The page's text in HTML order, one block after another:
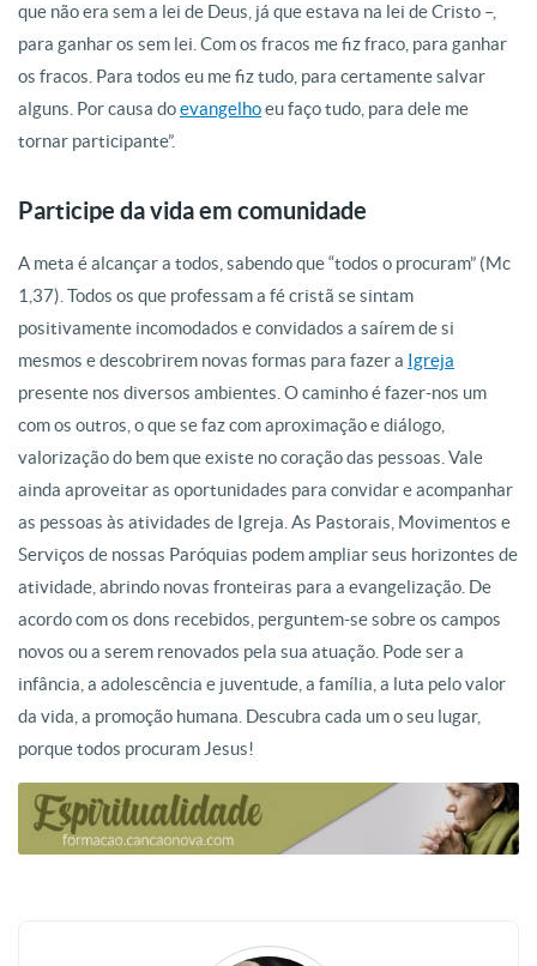
que não era sem a lei de Deus, já que estava na lei de Cristo –,
para ganhar os sem lei. Com os fracos me fiz fraco, para ganhar
os fracos. Para todos eu me fiz tudo, para certamente salvar
alguns. Por causa doevangelhoeu faço tudo, para dele me
tornar participante”.
Participe da vida em comunidade
A meta é alcançar a todos, sabendo que “todos o procuram” (Mc
1,37). Todos os que professam a fé cristã se sintam
positivamente incomodados e convidados a saírem de si
mesmos e descobrirem novas formas para fazer a Igreja
presente nos diversos ambientes. O caminho é fazer-nos um
com os outros, o que se faz com aproximação e diálogo,
valorização do bem que existe no coração das pessoas. Vale
ainda aproveitar as oportunidades para convidar e acompanhar
as pessoas às atividades de Igreja. As Pastorais, Movimentos e
Serviços de nossas Paróquias podem ampliar seus horizontes de
atividade, abrindo novas fronteiras para a evangelização. De
acordo com os dons recebidos, perguntem-se sobre os campos
novos ou a serem renovados pela sua atuação. Pode ser a
infância, a adolescência e juventude, a família, a luta pelo valor
da vida, a promoção humana. Descubra cada um o seu lugar,
porque todos procuram Jesus!